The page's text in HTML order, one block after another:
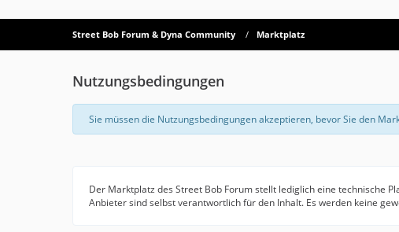
Street Bob Forum & Dyna Community Marktplatz
Nutzungsbedingungen
Sie müssen die Nutzungsbedingungen akzeptieren, bevor Sie den
Der Marktplatz des Street Bob Forum stellt lediglich eine technische
Anbieter sind selbst verantwortlich für den Inhalt. Es werden keine